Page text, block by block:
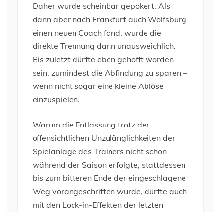
Daher wurde scheinbar gepokert. Als
dann aber nach Frankfurt auch Wolfsburg
einen neuen Coach fand, wurde die
direkte Trennung dann unausweichlich.
Bis zuletzt dürfte eben gehofft worden
sein, zumindest die Abfindung zu sparen –
wenn nicht sogar eine kleine Ablöse
einzuspielen.
Warum die Entlassung trotz der
offensichtlichen Unzulänglichkeiten der
Spielanlage des Trainers nicht schon
während der Saison erfolgte, stattdessen
bis zum bitteren Ende der eingeschlagene
Weg vorangeschritten wurde, dürfte auch
mit den Lock-in-Effekten der letzten